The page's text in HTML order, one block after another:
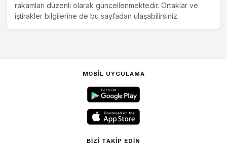
rakamları düzenli olarak güncellenmektedir. Ortaklar ve
iştirakler bilgilerine de bu sayfadan ulaşabilirsiniz.
MOBIL UYGULAMA
BIZI TAKIP EDIN